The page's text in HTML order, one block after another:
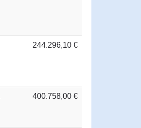
244.296,10 €
400.758,00 €